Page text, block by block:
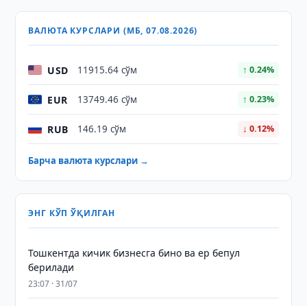
ВАЛЮТА КУРСЛАРИ (МБ, 07.08.2026)
USD 11915.64 сўм ↑ 0.24%
EUR 13749.46 сўм ↑ 0.23%
RUB 146.19 сўм ↓ 0.12%
Барча валюта курслари →
ЭНГ КЎП ЎҚИЛГАН
Тошкентда кичик бизнесга бино ва ер бепул
берилади
23:07 · 31/07